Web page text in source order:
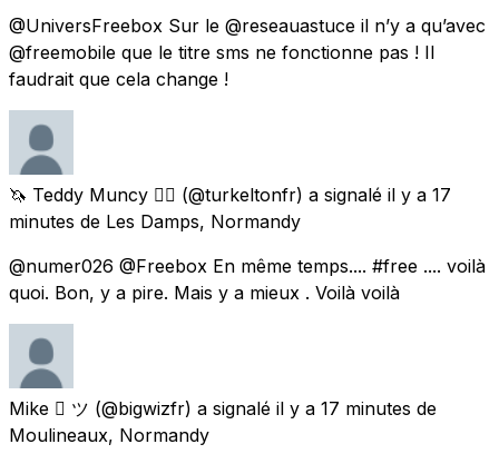
@UniversFreebox Sur le @reseauastuce il n’y a qu’avec
@freemobile que le titre sms ne fonctionne pas ! Il
faudrait que cela change !
🦄 Teddy Muncy 🏳️‍🌈 (@turkeltonfr) a signalé il y a 17
minutes de Les Damps, Normandy
@numer026 @Freebox En même temps.... #free .... voilà
quoi. Bon, y a pire. Mais y a mieux . Voilà voilà
Mike  ツ (@bigwizfr) a signalé il y a 17 minutes de
Moulineaux, Normandy